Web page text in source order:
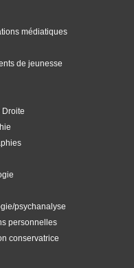
médiatiques
de jeunesse
Droite
psychanalyse
personnelles
conservatrice